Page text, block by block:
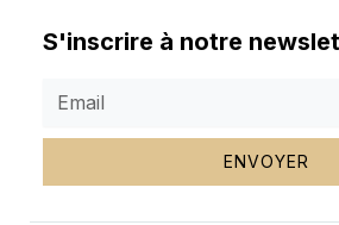
S'inscrire à notre
ENVOYER